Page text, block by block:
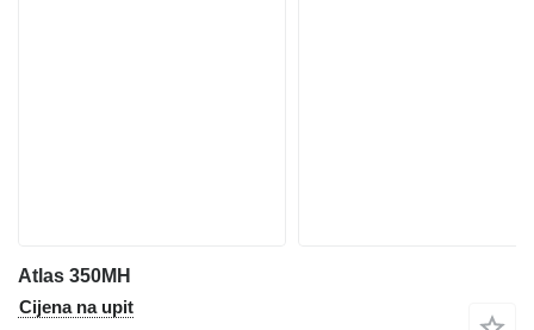
Atlas 350MH
Cijena na upit